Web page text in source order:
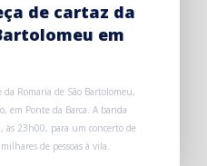
de cartaz da
em
Romaria de São Bartolomeu,
em Ponte da Barca. A banda
às 23h00, para um concerto de
de pessoas à vila.